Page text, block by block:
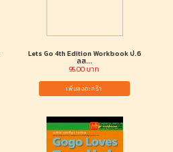
Lets Go 4th Edition Workbook ป.6
ลส...
95.00 บาท
เพิ่มลงตะกร้า